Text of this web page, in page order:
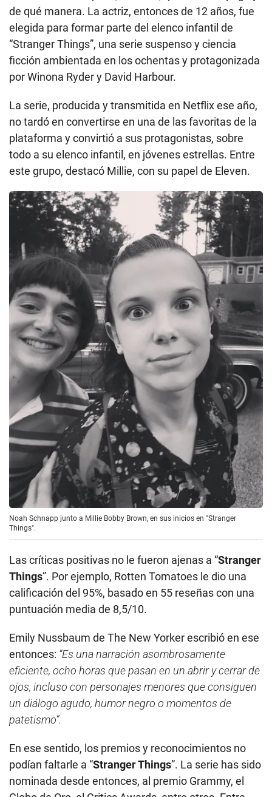
de qué manera. La actriz, entonces de 12 años, fue
elegida para formar parte del elenco infantil de
“Stranger Things”, una serie suspenso y ciencia
ficción ambientada en los ochentas y protagonizada
por Winona Ryder y David Harbour.
La serie, producida y transmitida en Netflix ese año,
no tardó en convertirse en una de las favoritas de la
plataforma y convirtió a sus protagonistas, sobre
todo a su elenco infantil, en jóvenes estrellas. Entre
este grupo, destacó Millie, con su papel de Eleven.
Noah Schnapp junto a Millie Bobby Brown, en sus inicios en "Stranger
Things".
Las críticas positivas no le fueron ajenas a “Stranger
Things”. Por ejemplo, Rotten Tomatoes le dio una
calificación del 95%, basado en 55 reseñas con una
puntuación media de 8,5/10.
Emily Nussbaum de The New Yorker escribió en ese
entonces: “Es una narración asombrosamente
eficiente, ocho horas que pasan en un abrir y cerrar de
ojos, incluso con personajes menores que consiguen
un diálogo agudo, humor negro o momentos de
patetismo”.
En ese sentido, los premios y reconocimientos no
podían faltarle a “Stranger Things”. La serie has sido
nominada desde entonces, al premio Grammy, el